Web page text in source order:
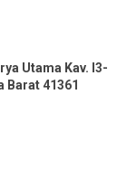
Utama Kav. I3-
Barat 41361